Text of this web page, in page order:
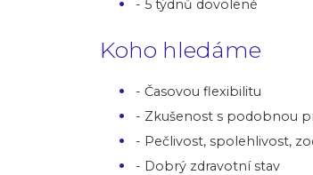
- 5 týdnů dovolené
Koho hledáme
- Časovou flexibilitu
- Zkušenost s podobnou
- Pečlivost, spolehlivost,
- Dobrý zdravotní stav